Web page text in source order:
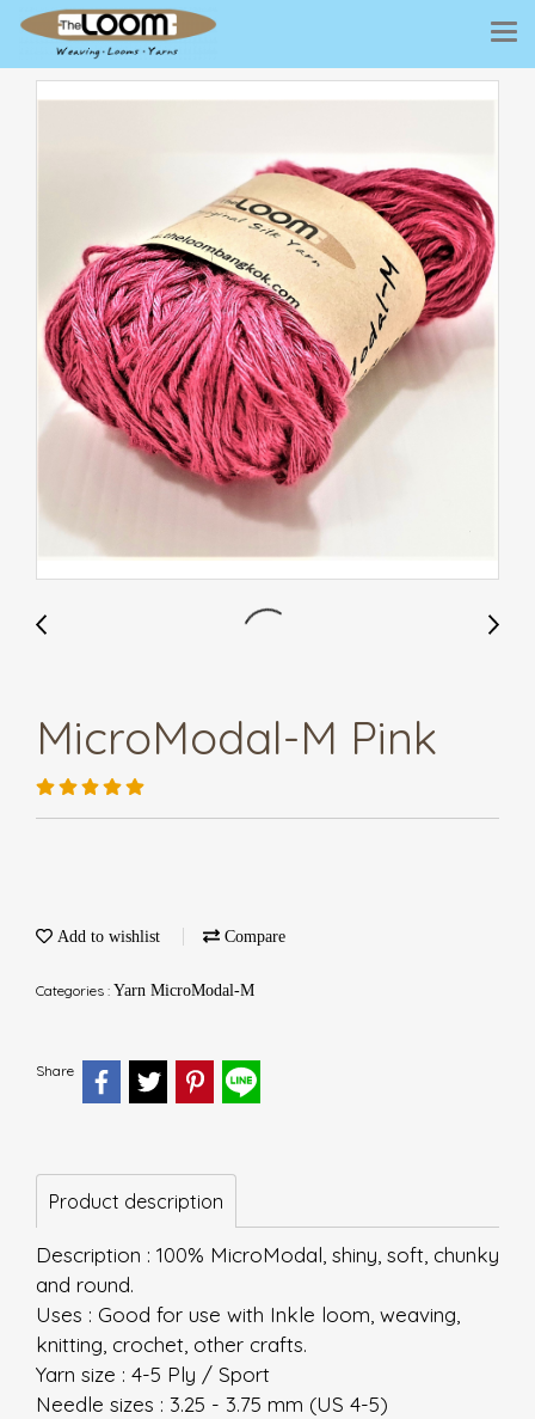
MicroModal-M Pink
Add to wishlist Compare
Categories : Yarn MicroModal-M
Share
Product description
Description : 100% MicroModal, shiny, soft, chunky
and round.
Uses : Good for use with Inkle loom, weaving,
knitting, crochet, other crafts.
Yarn size : 4-5 Ply / Sport
Needle sizes : 3.25 - 3.75 mm (US 4-5)